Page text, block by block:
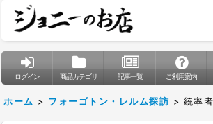
ログイン 商品カテゴリ 記事一覧 ご利用案内
ホーム > フォーゴトン・レルム探訪 > 統率